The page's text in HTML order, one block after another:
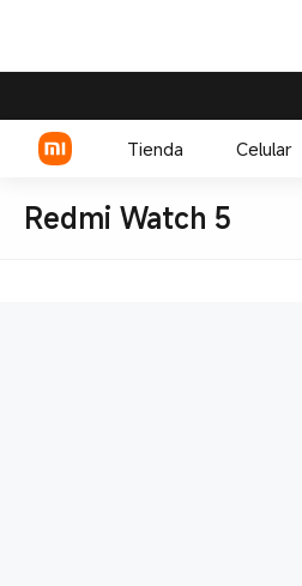
Tienda Celular
Redmi Watch 5